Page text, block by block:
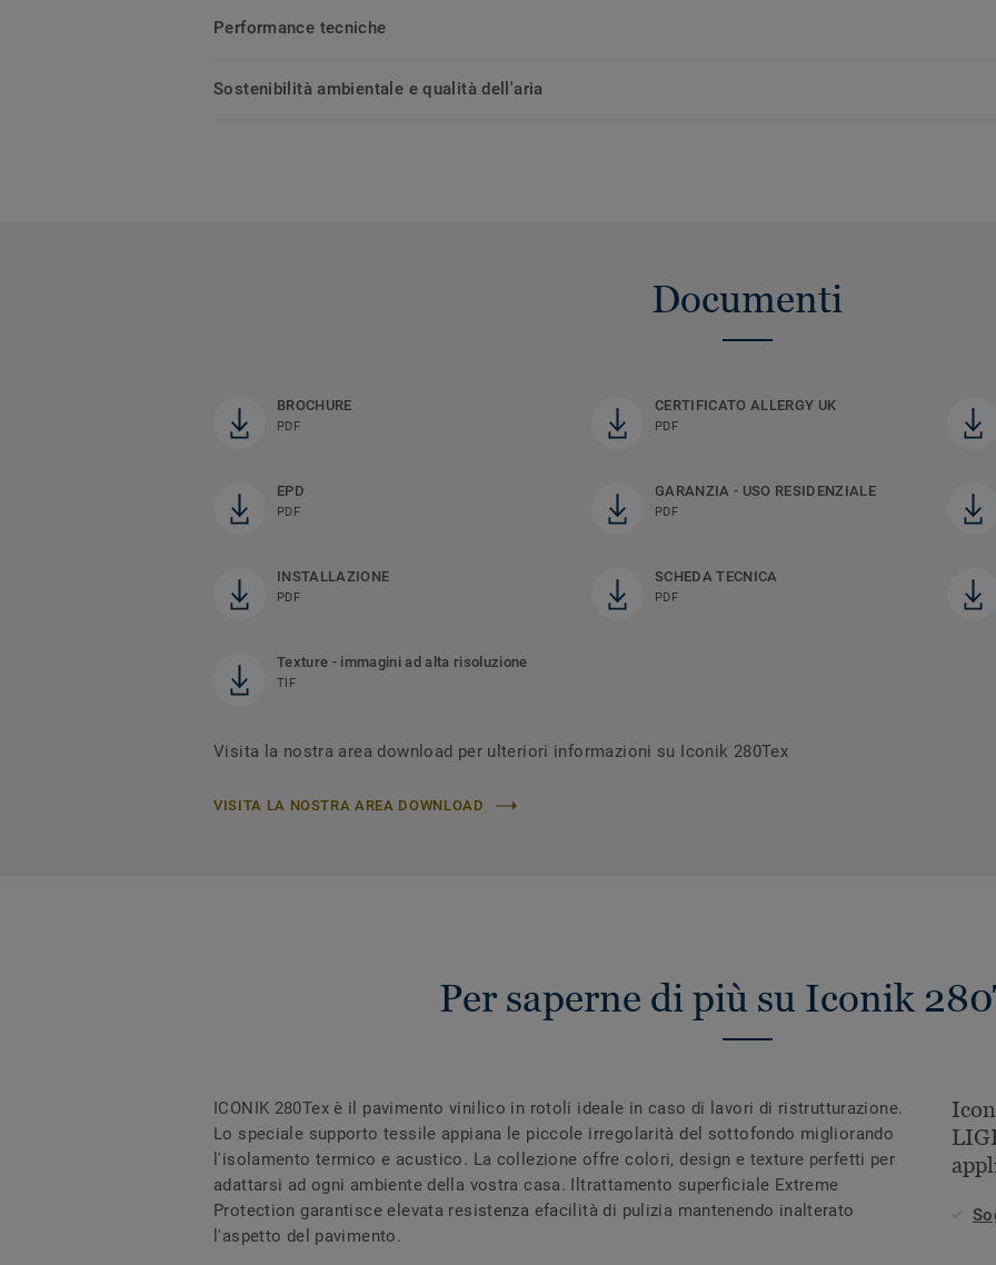
Performance tecniche
Sostenibilità ambientale e qualità dell'aria
Documenti
BROCHURE
PDF
CERTIFICATO ALLERGY UK
PDF
EPD
PDF
GARANZIA - USO RESIDENZIALE
PDF
INSTALLAZIONE
PDF
SCHEDA TECNICA
PDF
Texture - immagini ad alta risoluzione
TIF
Visita la nostra area download per ulteriori informazioni su Iconik 280Tex
VISITA LA NOSTRA AREA DOWNLOAD
Per saperne di più su Iconik
ICONIK 280Tex è il pavimento vinilico in rotoli ideale in caso di lavori di ristrutturazione.
Lo speciale supporto tessile appiana le piccole irregolarità del sottofondo migliorando
l'isolamento termico e acustico. La collezione offre colori, design e texture perfetti per
adattarsi ad ogni ambiente della vostra casa. Iltrattamento superficiale Extreme
Protection garantisce elevata resistenza efacilità di pulizia mantenendo inalterato
l'aspetto del pavimento.